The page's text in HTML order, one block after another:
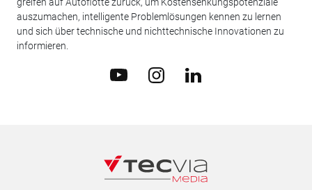
auszumachen, intelligente Problemlösungen kennen zu lernen
und sich über technische und nichttechnische Innovationen zu
informieren.